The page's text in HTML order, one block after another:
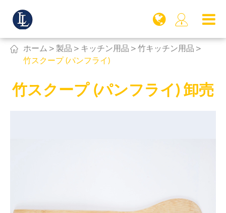

 ホーム 製品 キッチン用品
竹キッチン用品
竹スクープ (パンフライ)
竹スクープ (パンフライ) 卸売